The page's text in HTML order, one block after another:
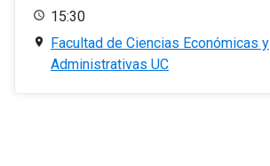
15:30
Facultad de Ciencias Económicas y
Administrativas UC